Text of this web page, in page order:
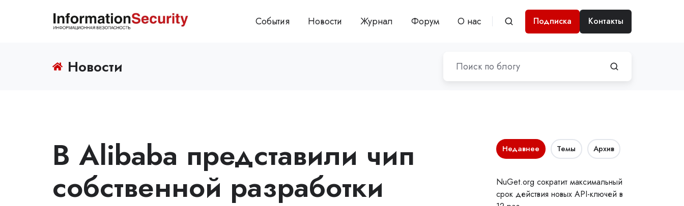
События Новости Журнал Форум О нас Подписка Контакты
Новости
В Alibaba представили чип
собственной разработки
Недавнее Темы Архив
NuGet.org сократит максимальный
срок действия новых API-ключей в